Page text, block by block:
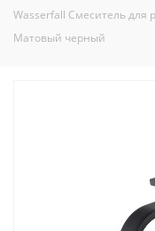
Wasserfall Смеситель для
Матовый черный